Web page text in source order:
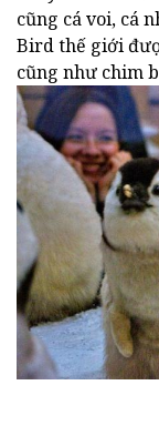
cũng cá voi, cá
Bird thế giới
cũng như chim